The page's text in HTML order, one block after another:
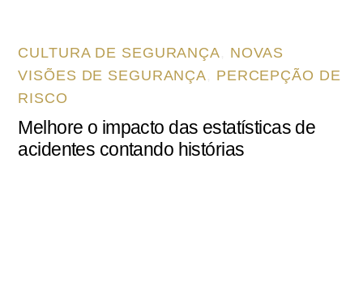
CULTURA DE SEGURANÇA
NOVAS
VISÕES DE SEGURANÇA
PERCEPÇÃO DE
RISCO
Melhore o impacto das estatísticas de
acidentes contando histórias